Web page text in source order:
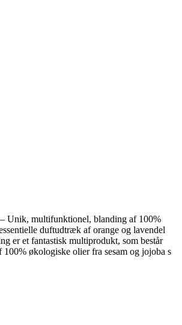
Unik, multifunktionel, blanding af 100%
duftudtræk af orange og lavendel
er et fantastisk multiprodukt, som består
100% økologiske olier fra sesam og jojoba s